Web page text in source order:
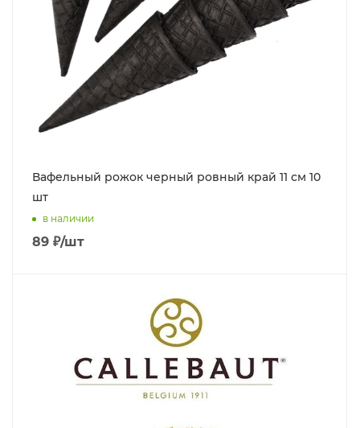
Вафельный рожок черный ровный край 11 см 10
шт
в наличии
89 ₽/шт